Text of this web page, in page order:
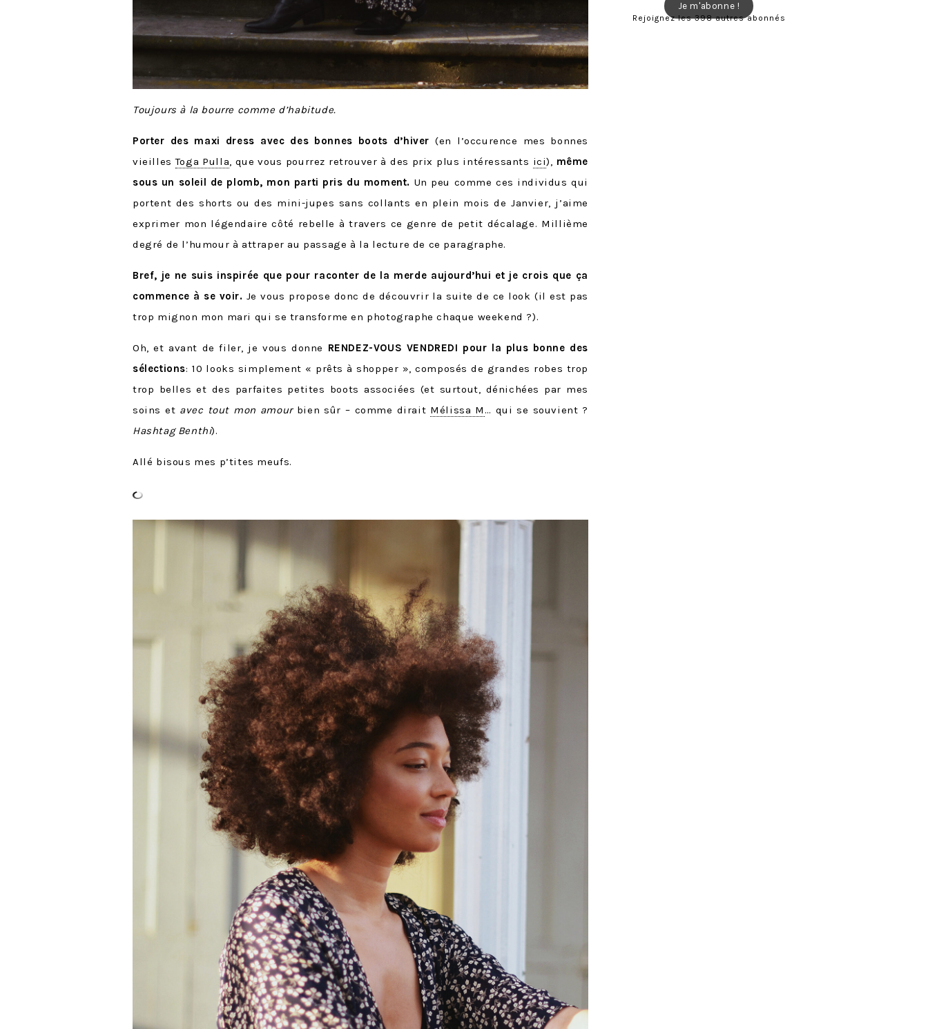
Toujours à la bourre comme d’habitude.
Porter des maxi dress avec des bonnes boots d’hiver(en l’occurence mes bonnes
vieillesToga Pulla, que vous pourrez retrouver à des prix plus intéressants ici), même
sous un soleil de plomb, mon parti pris du moment. Un peu comme ces individus qui
portent des shorts ou des mini-jupes sans collants en plein mois de Janvier, j’aime
exprimer mon légendaire côté rebelle à travers ce genre de petit décalage. Millième
degré de l’humour à attraper au passage à la lecture de ce paragraphe.
Bref, je ne suis inspirée que pour raconter de la merde aujourd’hui et je crois que ça
commence à se voir. Je vous propose donc de découvrir la suite de ce look (il est pas
trop mignon mon mari qui se transforme en photographe chaque weekend ?).
Oh, et avant de filer, je vous donne RENDEZ-VOUS VENDREDI pour la plus bonne des
sélections: 10 looks simplement « prêts à shopper », composés de grandes robes trop
trop belles et des parfaites petites boots associées (et surtout, dénichées par mes
soins et avec tout mon amourbien sûr – comme dirait Mélissa M … qui se souvient ?
Hashtag Benthi).
Allé bisous mes p’tites meufs.
Je m'abonne !
Rejoignez les 398 autres abonnés